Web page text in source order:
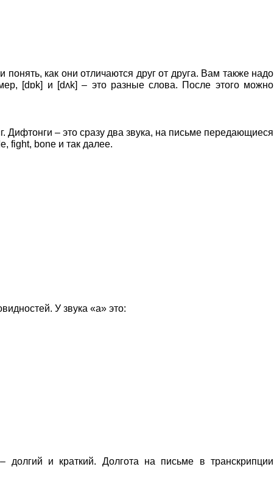
как они отличаются друг от друга. Вам также надо
[dɒk] и [dʌk] – это разные слова. После этого можно
– это сразу два звука, на письме передающиеся
fight, bone и так далее.
У звука «а» это:
и краткий. Долгота на письме в транскрипции